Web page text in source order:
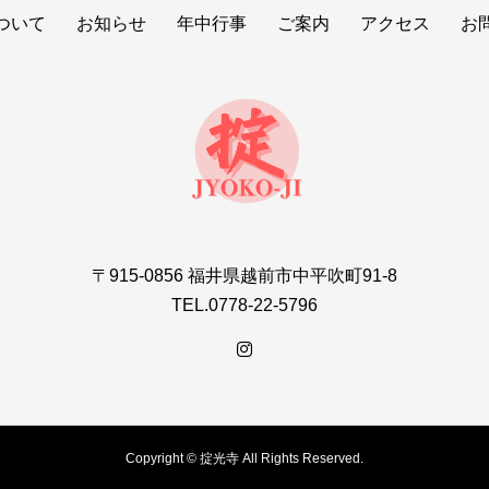
いて お知らせ 年中行事 ご案内 アクセス お
〒915-0856 福井県越前市中平吹町91-8
TEL.0778-22-5796
Copyright © 掟光寺 All Rights Reserved.